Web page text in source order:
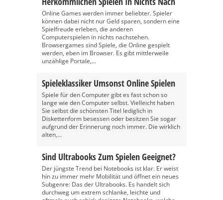
Online Games werden immer beliebter. Spieler
können dabei nicht nur Geld sparen, sondern eine
Spielfreude erleben, die anderen
Computerspielen in nichts nachstehen.
Browsergames sind Spiele, die Online gespielt
werden, eben im Browser. Es gibt mittlerweile
unzählige Portale,...
Spieleklassiker Umsonst Online Spielen
Spiele für den Computer gibt es fast schon so
lange wie den Computer selbst. Vielleicht haben
Sie selbst die schönsten Titel lediglich in
Diskettenform besessen oder besitzen Sie sogar
aufgrund der Erinnerung noch immer. Die wirklich
alten,...
Sind Ultrabooks Zum Spielen Geeignet?
Der jüngste Trend bei Notebooks ist klar. Er weist
hin zu immer mehr Mobilität und öffnet ein neues
Subgenre: Das der Ultrabooks. Es handelt sich
durchweg um extrem schlanke, leichte und